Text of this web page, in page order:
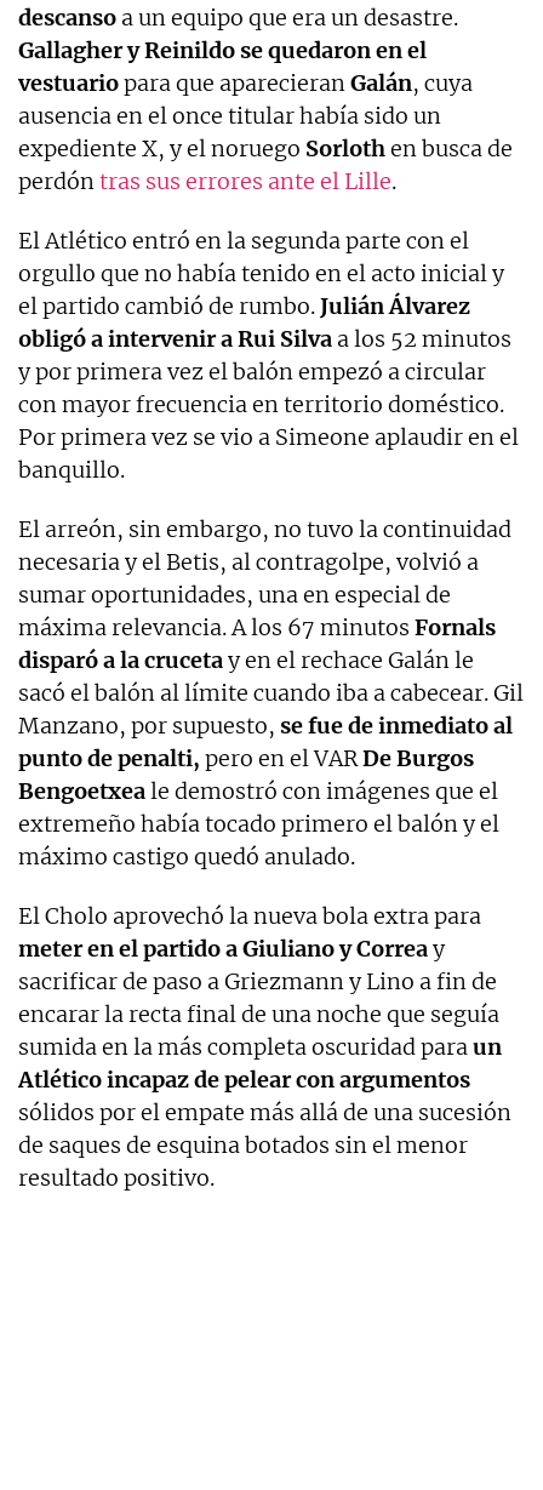
descanso a un equipo que era un desastre.
Gallagher y Reinildo se quedaron en el
vestuariopara que aparecieranGalán, cuya
ausencia en el once titular había sido un
expediente X, y el noruego Sorlothen busca de
perdóntras sus errores ante el Lille.
El Atlético entró en la segunda parte con el
orgullo que no había tenido en el acto inicial y
el partido cambió de rumbo.Julián Álvarez
obligó a intervenir a Rui Silva a los 52 minutos
y por primera vez el balón empezó a circular
con mayor frecuencia en territorio doméstico.
Por primera vez se vio a Simeone aplaudir en el
banquillo.
El arreón, sin embargo, no tuvo la continuidad
necesaria y el Betis, al contragolpe, volvió a
sumar oportunidades, una en especial de
máxima relevancia. A los 67 minutos Fornals
disparó a la crucetay en el rechace Galán le
sacó el balón al límite cuando iba a cabecear. Gil
Manzano, por supuesto, se fue de inmediato al
punto de penalti, pero en el VARDe Burgos
Bengoetxeale demostró con imágenes que el
extremeño había tocado primero el balón y el
máximo castigo quedó anulado.
El Cholo aprovechó la nueva bola extra para
meter en el partido a Giuliano y Correay
sacrificar de paso a Griezmann y Lino a fin de
encarar la recta final de una noche que seguía
sumida en la más completa oscuridad paraun
Atlético incapaz de pelear con argumentos
sólidos por el empate más allá de una sucesión
de saques de esquina botados sin el menor
resultado positivo.